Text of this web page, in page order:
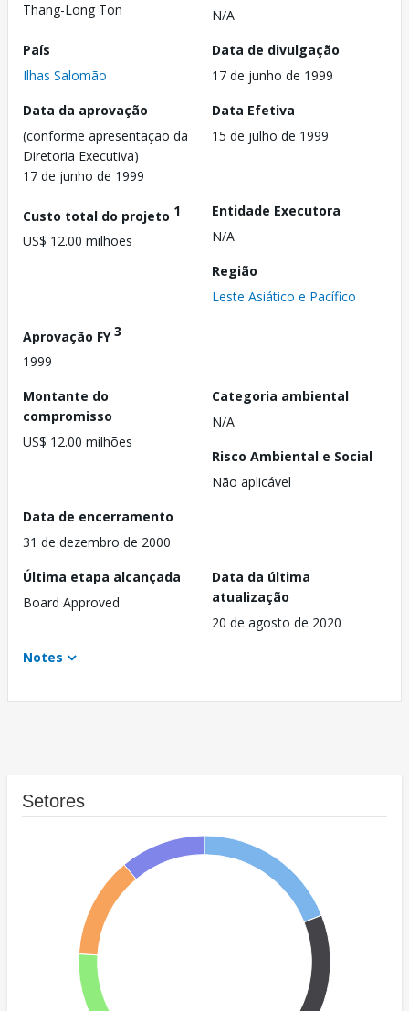
Thang-Long Ton
N/A
País
Ilhas Salomão
Data de divulgação
17 de junho de 1999
Data da aprovação
(conforme apresentação da
Diretoria Executiva)
17 de junho de 1999
Data Efetiva
15 de julho de 1999
Custo total do projeto 1
US$ 12.00 milhões
Entidade Executora
N/A
Região
Leste Asiático e Pacífico
Aprovação FY3
1999
Montante do
compromisso
US$ 12.00 milhões
Categoria ambiental
N/A
Risco Ambiental e Social
Não aplicável
Data de encerramento
31 de dezembro de 2000
Última etapa alcançada
Board Approved
Data da última
atualização
20 de agosto de 2020
Notes
Setores